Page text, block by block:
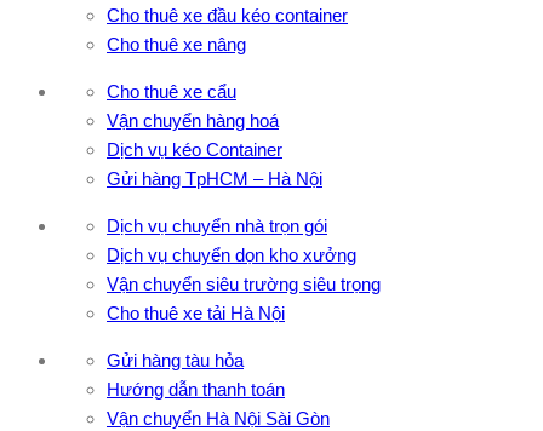
Cho thuê xe đầu kéo container
Cho thuê xe nâng
Cho thuê xe cẩu
Vận chuyển hàng hoá
Dịch vụ kéo Container
Gửi hàng TpHCM – Hà Nội
Dịch vụ chuyển nhà trọn gói
Dịch vụ chuyển dọn kho xưởng
Vận chuyển siêu trường siêu trọng
Cho thuê xe tải Hà Nội
Gửi hàng tàu hỏa
Hướng dẫn thanh toán
Vận chuyển Hà Nội Sài Gòn